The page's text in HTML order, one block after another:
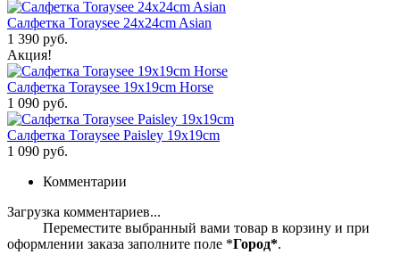
Салфетка Toraysee 24x24cm Asian
1 390 руб.
Акция!
Салфетка Toraysee 19x19cm Horse
1 090 руб.
Салфетка Toraysee Paisley 19x19cm
1 090 руб.
Комментарии
Загрузка комментариев...
Переместите выбранный вами товар в корзину и при
оформлении заказа заполните поле *Город*.